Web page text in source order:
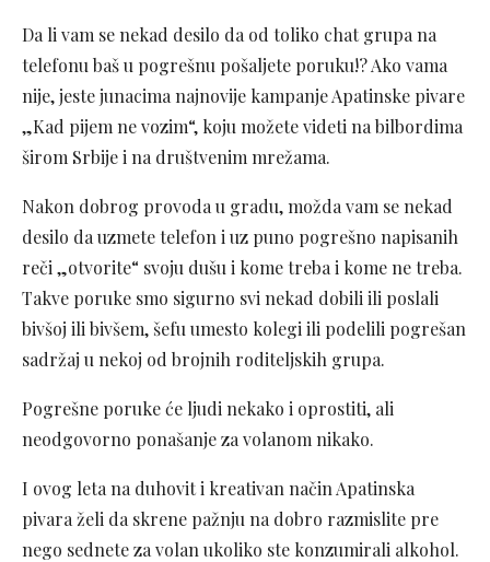
Da li vam se nekad desilo da od toliko chat grupa na
telefonu baš u pogrešnu pošaljete poruku!? Ako vama
nije, jeste junacima najnovije kampanje Apatinske pivare
„Kad pijem ne vozim“, koju možete videti na bilbordima
širom Srbije i na društvenim mrežama.
Nakon dobrog provoda u gradu, možda vam se nekad
desilo da uzmete telefon i uz puno pogrešno napisanih
reči „otvorite“ svoju dušu i kome treba i kome ne treba.
Takve poruke smo sigurno svi nekad dobili ili poslali
bivšoj ili bivšem, šefu umesto kolegi ili podelili pogrešan
sadržaj u nekoj od brojnih roditeljskih grupa.
Pogrešne poruke će ljudi nekako i oprostiti, ali
neodgovorno ponašanje za volanom nikako.
I ovog leta na duhovit i kreativan način Apatinska
pivara želi da skrene pažnju na dobro razmislite pre
nego sednete za volan ukoliko ste konzumirali alkohol.